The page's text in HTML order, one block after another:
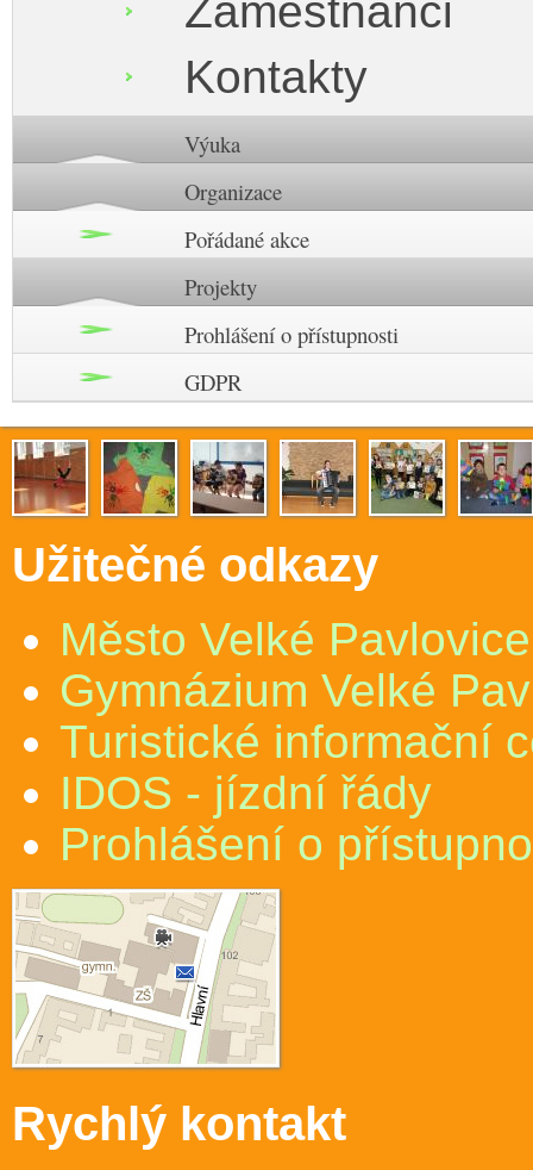
Zaměstnanci
Kontakty
Výuka
Organizace
Pořádané akce
Projekty
Prohlášení o přístupnosti
GDPR
Užitečné odkazy
Město Velké Pavlovice
Gymnázium Velké
Turistické informační
IDOS - jízdní řády
Prohlášení o
Rychlý kontakt